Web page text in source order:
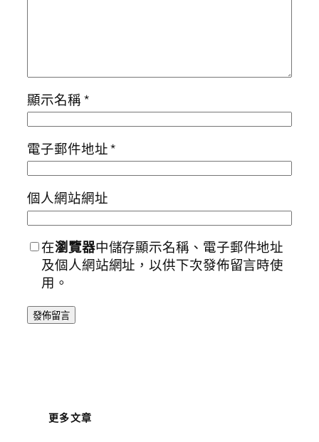
顯示名稱*
電子郵件地址*
個人網站網址
在瀏覽器中儲存顯示名稱、電子郵件地址
及個人網站網址，以供下次發佈留言時使
用。
更多文章